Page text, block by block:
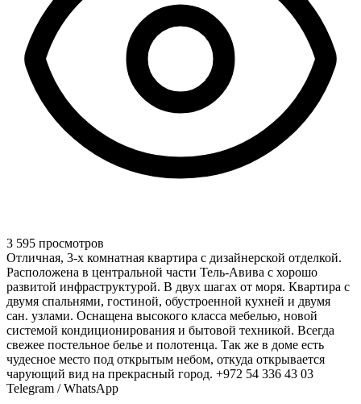
3 595 просмотров
Отличная, 3-х комнатная квартира с дизайнерской отделкой.
Расположена в центральной части Тель-Авива с хорошо
развитой инфраструктурой. В двух шагах от моря. Квартира с
двумя спальнями, гостиной, обустроенной кухней и двумя
сан. узлами. Оснащена высокого класса мебелью, новой
системой кондиционирования и бытовой техникой. Всегда
свежее постельное белье и полотенца. Так же в доме есть
чудесное место под открытым небом, откуда открывается
чарующий вид на прекрасный город. +972 54 336 43 03
Telegram / WhatsApp